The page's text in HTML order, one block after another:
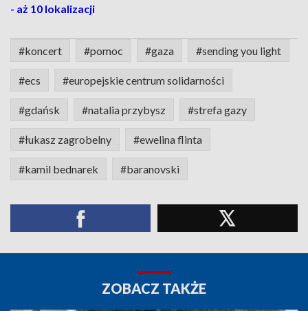
- aż 10 lokalizacji
#koncert #pomoc #gaza #sending you light
#ecs #europejskie centrum solidarności
#gdańsk #natalia przybysz #strefa gazy
#łukasz zagrobelny #ewelina flinta
#kamil bednarek #baranovski
ZOBACZ TAKŻE